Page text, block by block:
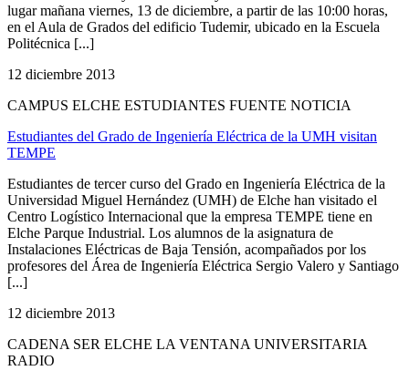
lugar mañana viernes, 13 de diciembre, a partir de las 10:00 horas,
en el Aula de Grados del edificio Tudemir, ubicado en la Escuela
Politécnica [...]
12 diciembre 2013
CAMPUS ELCHE ESTUDIANTES FUENTE NOTICIA
Estudiantes del Grado de Ingeniería Eléctrica de la UMH visitan
TEMPE
Estudiantes de tercer curso del Grado en Ingeniería Eléctrica de la
Universidad Miguel Hernández (UMH) de Elche han visitado el
Centro Logístico Internacional que la empresa TEMPE tiene en
Elche Parque Industrial. Los alumnos de la asignatura de
Instalaciones Eléctricas de Baja Tensión, acompañados por los
profesores del Área de Ingeniería Eléctrica Sergio Valero y Santiago
[...]
12 diciembre 2013
CADENA SER ELCHE LA VENTANA UNIVERSITARIA
RADIO